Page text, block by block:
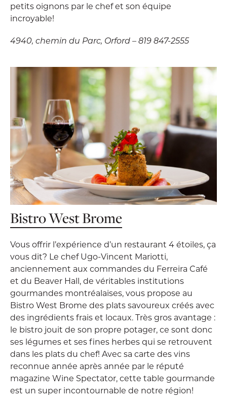
petits oignons par le chef et son équipe
incroyable!
4940, chemin du Parc, Orford – 819 847-2555
Bistro West Brome
Vous offrir l’expérience d’un restaurant 4 étoiles, ça
vous dit? Le chef Ugo-Vincent Mariotti,
anciennement aux commandes du Ferreira Café
et du Beaver Hall, de véritables institutions
gourmandes montréalaises, vous propose au
Bistro West Brome des plats savoureux créés avec
des ingrédients frais et locaux. Très gros avantage :
le bistro jouit de son propre potager, ce sont donc
ses légumes et ses fines herbes qui se retrouvent
dans les plats du chef! Avec sa carte des vins
reconnue année après année par le réputé
magazine Wine Spectator, cette table gourmande
est un super incontournable de notre région!